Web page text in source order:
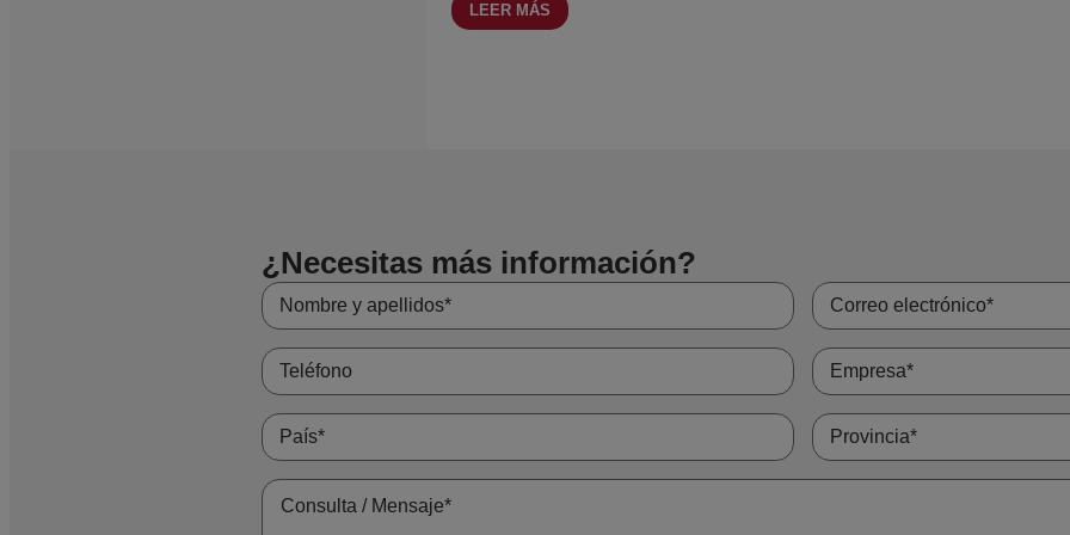
Se emplean habitualmente en transmisiones, mecanismos rotativos, conjuntos mecánicos y maquinaria
LEER MÁS
¿Necesitas más información?